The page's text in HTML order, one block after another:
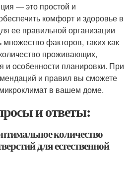
— это простой и
комфорт и здоровье в
ее правильной организации
факторов, таких как
проживающих,
и особенности планировки. При
и правил вы сможете
в вашем доме.
и ответы:
количество
для естественной